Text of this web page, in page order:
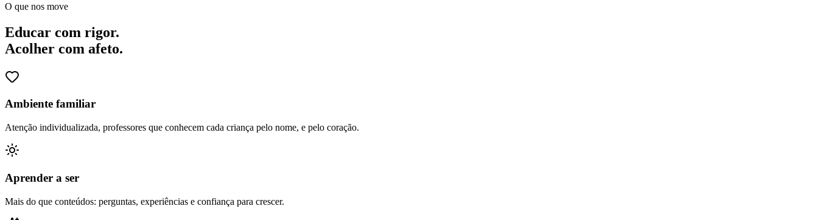
O que nos move
Educar com rigor.
Acolher com afeto.
Ambiente familiar
Atenção individualizada, professores que conhecem cada criança pelo nome, e pelo coração.
Aprender a ser
Mais do que conteúdos: perguntas, experiências e confiança para crescer.